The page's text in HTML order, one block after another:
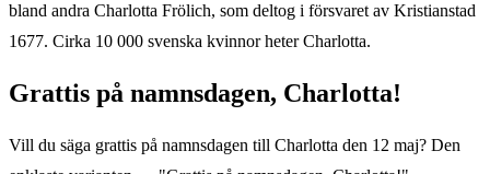
bland andra Charlotta Frölich, som deltog i försvaret av Kristianstad
1677. Cirka 10 000 svenska kvinnor heter Charlotta.
Grattis på namnsdagen, Charlotta!
Vill du säga grattis på namnsdagen till Charlotta den 12 maj? Den